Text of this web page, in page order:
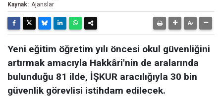
Kaynak: Ajanslar
Yeni eğitim öğretim yılı öncesi okul güvenliğini
artırmak amacıyla Hakkâri'nin de aralarında
bulunduğu 81 ilde, İŞKUR aracılığıyla 30 bin
güvenlik görevlisi istihdam edilecek.